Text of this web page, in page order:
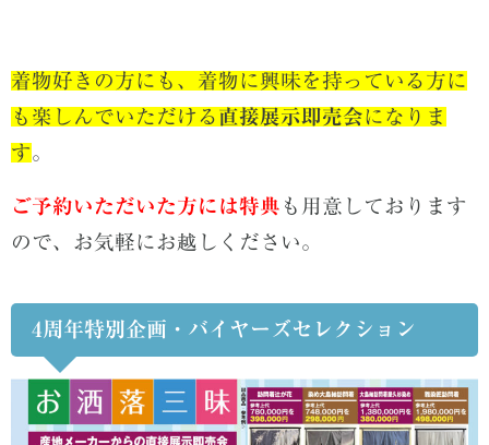
着物好きの方にも、着物に興味を持っている方に
も楽しんでいただける 直接展示即売会になりま
す。
ご予約いただいた方には特典 も用意しております
ので、お気軽にお越しください。
4周年特別企画・バイヤーズセレクション